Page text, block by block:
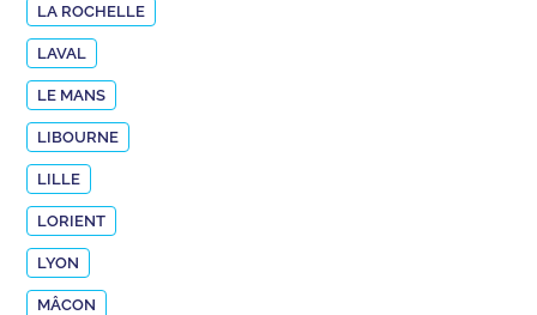
LA ROCHELLE
LAVAL
LE MANS
LIBOURNE
LILLE
LORIENT
LYON
MÂCON